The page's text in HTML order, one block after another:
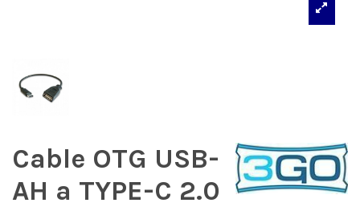
Cable OTG USB-
AH a TYPE-C 2.0